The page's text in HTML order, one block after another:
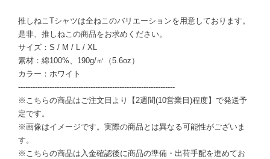
推しねこTシャツは全ねこのバリエーションを用意しております。
是非、推しねこの商品をお求めください。
サイズ：S / M / L / XL
素材：綿100%、190g/㎡（5.6oz）
カラー：ホワイト
-----------------------------------------------------------------
※こちらの商品はご注文日より【2週間(10営業日)程度】で発送予
定です。
※画像はイメージです。実際の商品とは異なる可能性がございま
す。
※こちらの商品は入金確認後に商品の準備・出荷手配を進めてお